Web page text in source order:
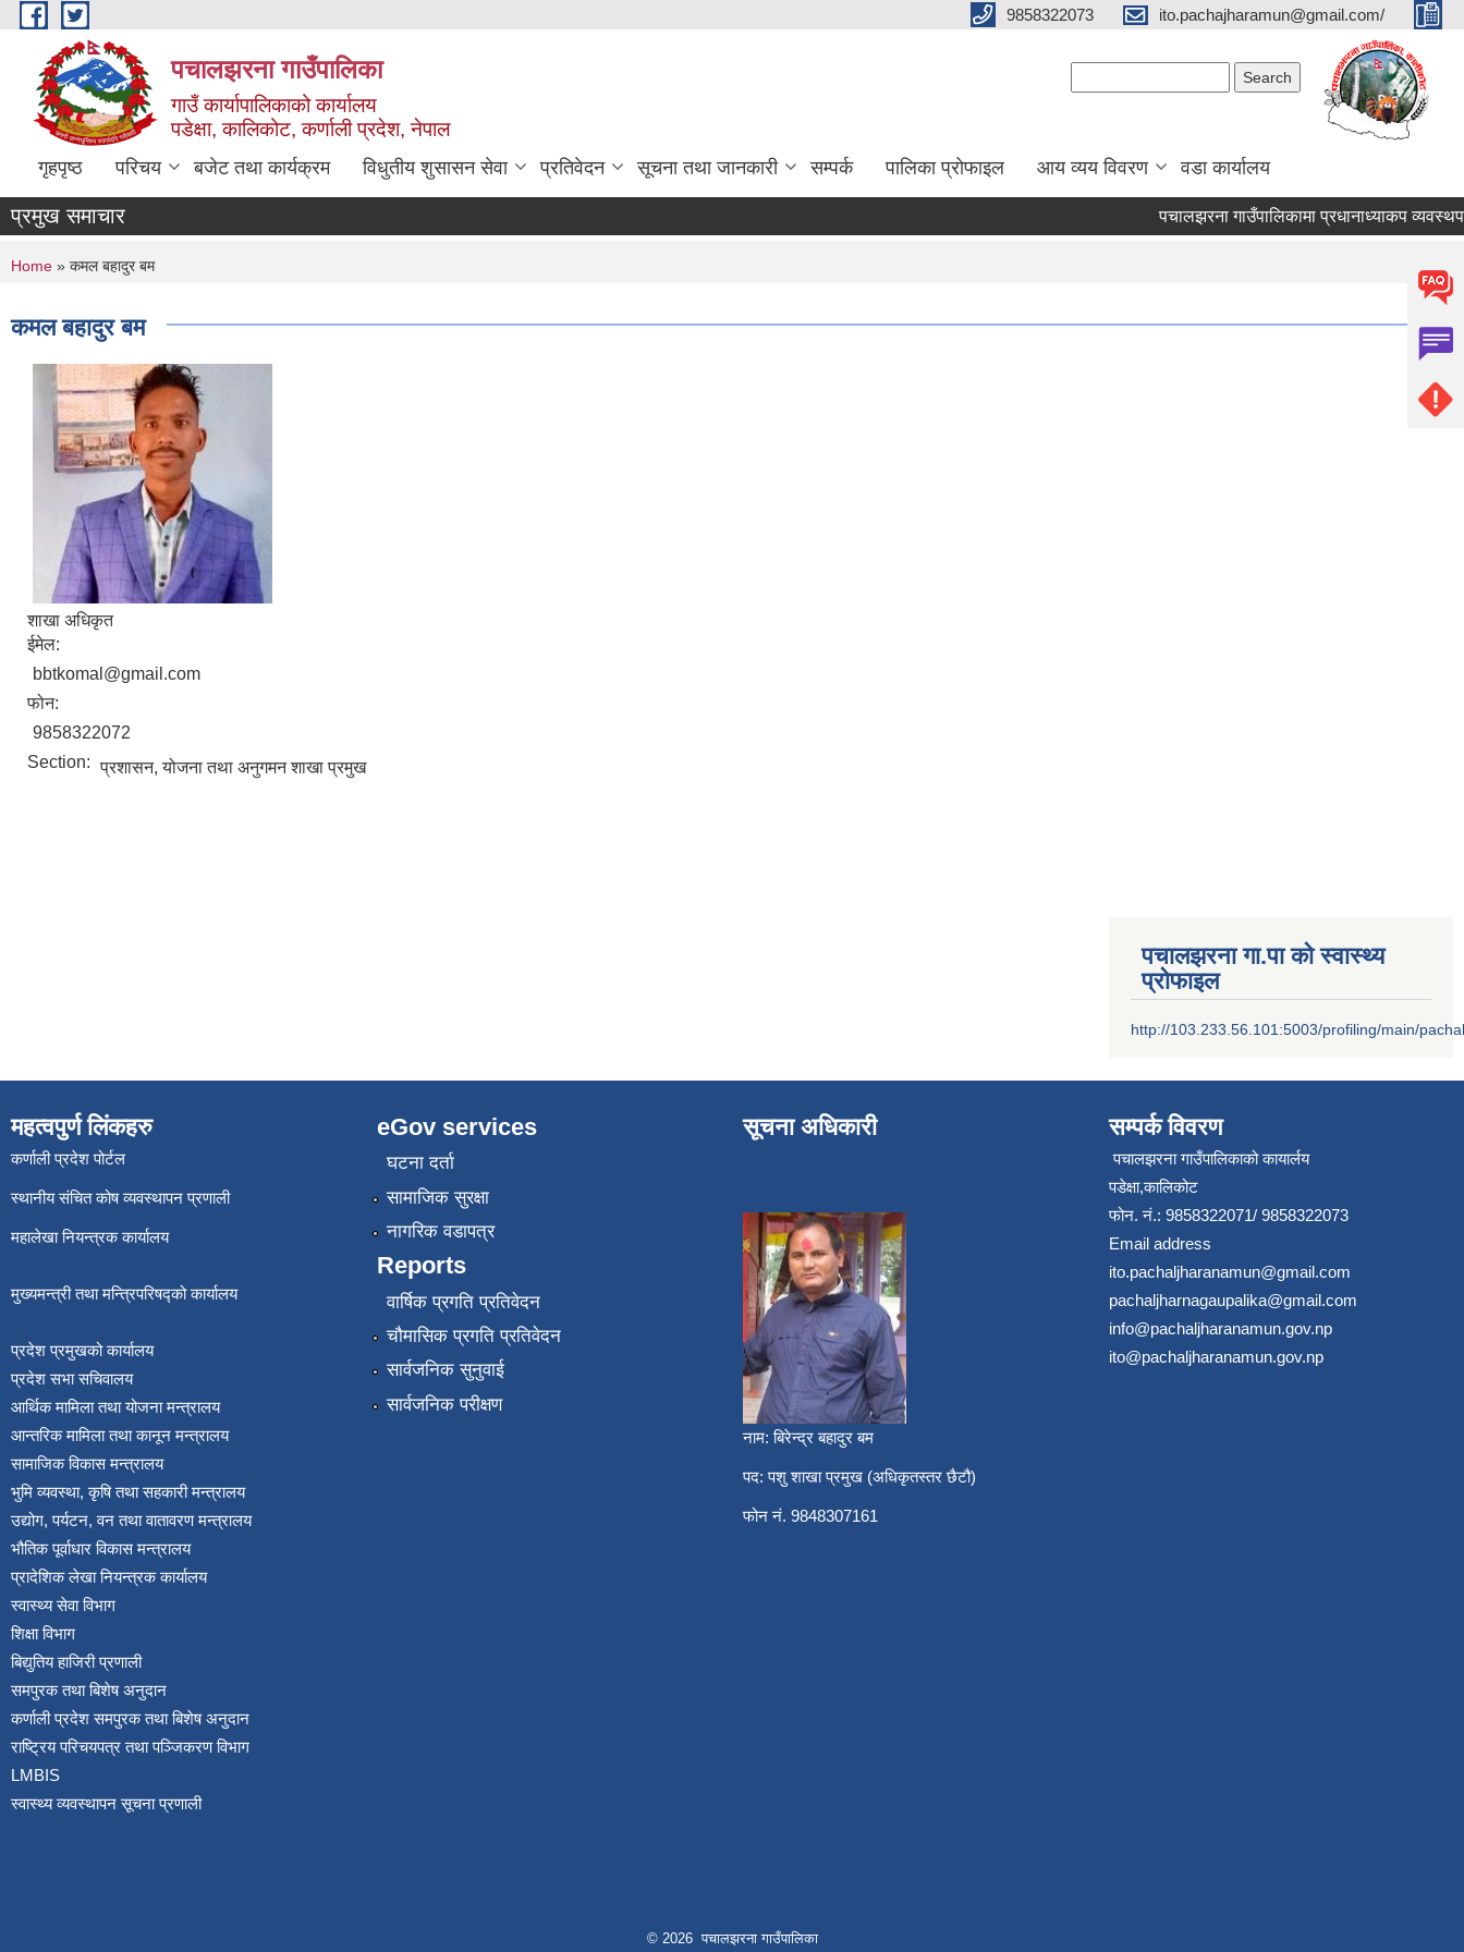
Skip to main content 9858322073 ito.pachajharamun@gmail.com/
पचालझरना गाउँपालिका
गाउँ कार्यापालिकाको कार्यालय
पडेक्षा, कालिकोट, कर्णाली प्रदेश, नेपाल
गृहपृष्ठ परिचय बजेट तथा कार्यक्रम विधुतीय शुसासन सेवा प्रतिवेदन सूचना तथा जानकारी सम्पर्क पालिका प्रोफाइल आय व्यय विवरण वडा कार्यालय
प्रमुख समाचार पचालझरना गाउँपालिकामा प्रधानाध्याकप
You are here
Home » कमल बहादुर बम
कमल बहादुर बम
शाखा अधिकृत
ईमेल:
bbtkomal@gmail.com
फोन:
9858322072
Section: प्रशासन, योजना तथा अनुगमन शाखा प्रमुख
पचालझरना गा.पा को स्वास्थ्य
प्रोफाइल
http://103.233.56.101:5003/profiling/main/pachal
महत्वपुर्ण लिंकहरु
कर्णाली प्रदेश पोर्टल
स्थानीय संचित कोष व्यवस्थापन प्रणाली
महालेखा नियन्त्रक कार्यालय
मुख्यमन्त्री तथा मन्त्रिपरिषद्को कार्यालय
प्रदेश प्रमुखको कार्यालय
प्रदेश सभा सचिवालय
आर्थिक मामिला तथा योजना मन्त्रालय
आन्तरिक मामिला तथा कानून मन्त्रालय
सामाजिक विकास मन्त्रालय
भुमि व्यवस्था, कृषि तथा सहकारी मन्त्रालय
उद्योग, पर्यटन, वन तथा वातावरण मन्त्रालय
भौतिक पूर्वाधार विकास मन्त्रालय
प्रादेशिक लेखा नियन्त्रक कार्यालय
स्वास्थ्य सेवा विभाग
शिक्षा विभाग
बिद्युतिय हाजिरी प्रणाली
समपुरक तथा बिशेष अनुदान
कर्णाली प्रदेश समपुरक तथा बिशेष अनुदान
राष्ट्रिय परिचयपत्र तथा पञ्जिकरण विभाग
LMBIS
स्वास्थ्य व्यवस्थापन सूचना प्रणाली
eGov services
घटना दर्ता
सामाजिक सुरक्षा
नागरिक वडापत्र
Reports
वार्षिक प्रगति प्रतिवेदन
चौमासिक प्रगति प्रतिवेदन
सार्वजनिक सुनुवाई
सार्वजनिक परीक्षण
सूचना अधिकारी
नाम: बिरेन्द्र बहादुर बम
पद: पशु शाखा प्रमुख (अधिकृतस्तर छैटौ)
फोन नं. 9848307161
सम्पर्क विवरण
पचालझरना गाउँपालिकाको कायार्लय
पडेक्षा,कालिकोट
फोन. नं.: 9858322071/ 9858322073
Email address
ito.pachaljharanamun@gmail.com
pachaljharnagaupalika@gmail.com
info@pachaljharanamun.gov.np
ito@pachaljharanamun.gov.np
© 2026 पचालझरना गाउँपालिका